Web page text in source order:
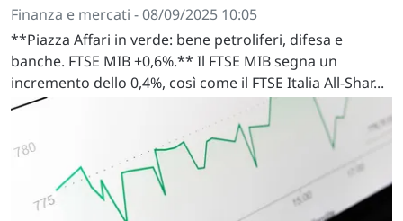
Finanza e mercati - 08/09/2025 10:05
**Piazza Affari in verde: bene petroliferi, difesa e
banche. FTSE MIB +0,6%.** Il FTSE MIB segna un
incremento dello 0,4%, così come il FTSE Italia All-Shar...